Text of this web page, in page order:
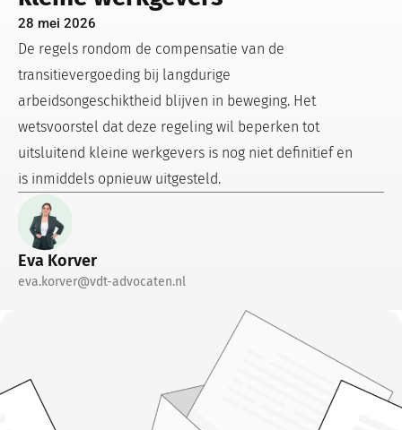
28 mei 2026
De regels rondom de compensatie van de
transitievergoeding bij langdurige
arbeidsongeschiktheid blijven in beweging. Het
wetsvoorstel dat deze regeling wil beperken tot
uitsluitend kleine werkgevers is nog niet definitief en
is inmiddels opnieuw uitgesteld.
Eva Korver
eva.korver@vdt-advocaten.nl